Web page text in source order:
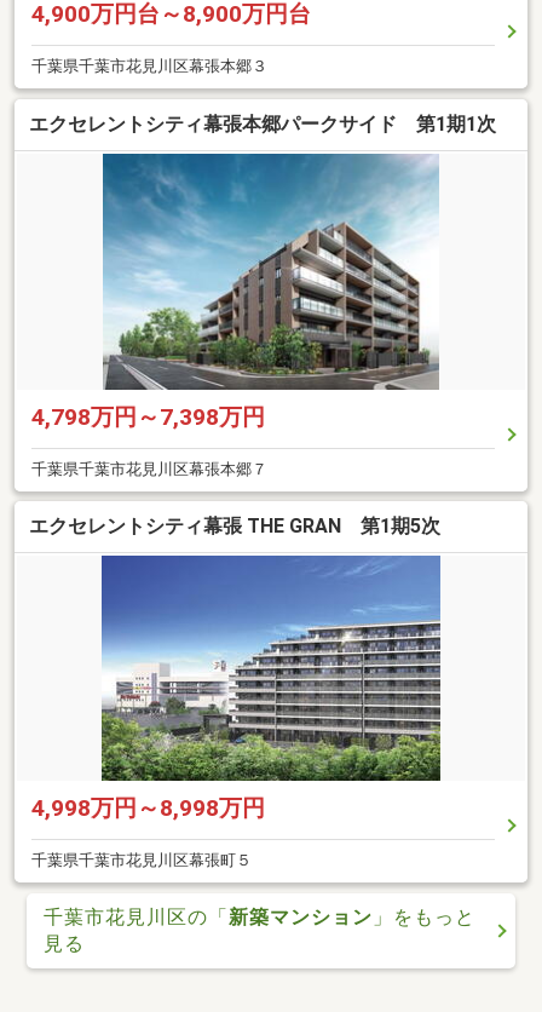
4,900万円台～8,900万円台
千葉県千葉市花見川区幕張本郷３
エクセレントシティ幕張本郷パークサイド 第1期1次
4,798万円～7,398万円
千葉県千葉市花見川区幕張本郷７
エクセレントシティ幕張 THE GRAN 第1期5次
4,998万円～8,998万円
千葉県千葉市花見川区幕張町５
千葉市花見川区の「新築マンション 」をもっと
見る